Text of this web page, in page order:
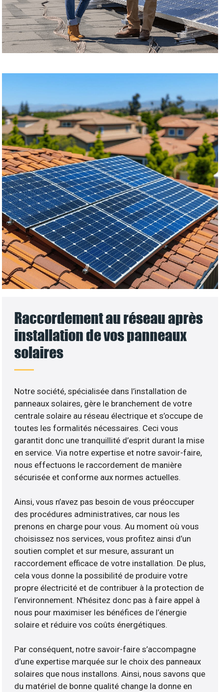
Raccordement au réseau après
installation de vos panneaux
solaires
Notre société, spécialisée dans l’installation de
panneaux solaires, gère le branchement de votre
centrale solaire au réseau électrique et s’occupe de
toutes les formalités nécessaires. Ceci vous
garantit donc une tranquillité d’esprit durant la mise
en service. Via notre expertise et notre savoir-faire,
nous effectuons le raccordement de manière
sécurisée et conforme aux normes actuelles.
Ainsi, vous n’avez pas besoin de vous préoccuper
des procédures administratives, car nous les
prenons en charge pour vous. Au moment où vous
choisissez nos services, vous profitez ainsi d’un
soutien complet et sur mesure, assurant un
raccordement efficace de votre installation. De plus,
cela vous donne la possibilité de produire votre
propre électricité et de contribuer à la protection de
l’environnement. N’hésitez donc pas à faire appel à
nous pour maximiser les bénéfices de l’énergie
solaire et réduire vos coûts énergétiques.
Par conséquent, notre savoir-faire s’accompagne
d’une expertise marquée sur le choix des panneaux
solaires que nous installons. Ainsi, nous savons que
du matériel de bonne qualité change la donne en